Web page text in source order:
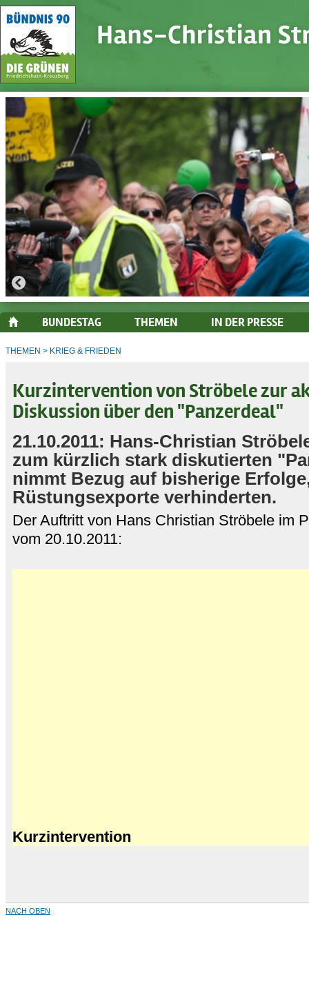
BUNDESTAG THEMEN IN DER PRESSE
THEMEN > KRIEG & FRIEDEN
Kurzintervention von Ströbele zur
Diskussion über den "Panzerdeal"
21.10.2011: Hans-Christian
zum kürzlich stark diskutierten
nimmt Bezug auf bisherige
Rüstungsexporte verhinderten.
Der Auftritt von Hans Christian Ströbele im
vom 20.10.2011:
Kurzintervention
NACH OBEN